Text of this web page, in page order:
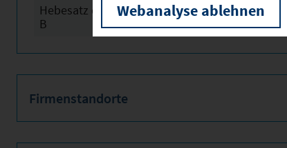
Hebesatz der Grundsteuer
B
2024
Firmenstandorte
Webanalyse ablehnen